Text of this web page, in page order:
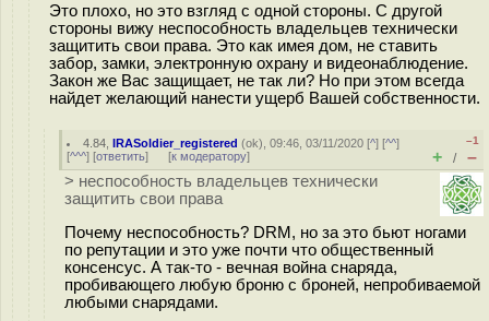
Это плохо, но это взгляд с одной стороны. С другой
стороны вижу неспособность владельцев технически
защитить свои права. Это как имея дом, не ставить
забор, замки, электронную охрану и видеонаблюдение.
Закон же Вас защищает, не так ли? Но при этом всегда
найдет желающий нанести ущерб Вашей собственности.
4.84 ,IRASoldier_registered (ok), 09:46, 03/11/2020 [^] [^^]
[^^^] [ответить] [к модератору]
–1
+ / –
> неспособность владельцев технически
защитить свои права
Почему неспособность? DRM, но за это бьют ногами
по репутации и это уже почти что общественный
консенсус. А так-то - вечная война снаряда,
пробивающего любую броню с броней, непробиваемой
любыми снарядами.